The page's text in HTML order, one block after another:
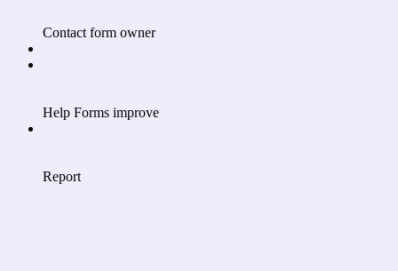
Contact form owner
Help Forms improve
Report